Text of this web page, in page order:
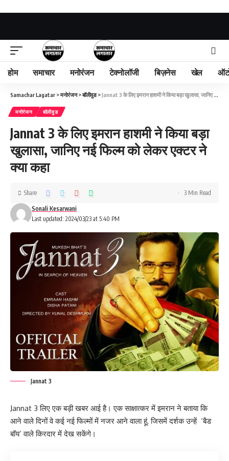
होम समाचार मनोरंजन टेक्नोलॉजी बिज़नेस खेल
Samachar Lagatar >मनोरंजन>बॉलीवुड>Jannat 3 के लिए इमरान हाशमी ने किया बड़ा खुलासा, जानिए नई फिल्म को लेकर एक्टर ने क्या कहा
मनोरंजन बॉलीवुड
Jannat 3 के लिए इमरान हाशमी ने किया बड़ा
खुलासा, जानिए नई फिल्म को लेकर एक्टर ने
क्या कहा
Last updated: 2024/03/23 at 5:40 PM
Sonali Kesarwani
Share 3 Min Read
Jannat 3
Jannat 3 लिए एक बड़ी खबर आई है। एक साक्षात्कर में इमरान ने बताया कि
आने वाले दिनों वे कई नई फिल्मों में नजर आने वाला हूं, जिसमें दर्शक उन्हें ‘बैड
बॉय’ वाले किरदार में देख सकेंगे।